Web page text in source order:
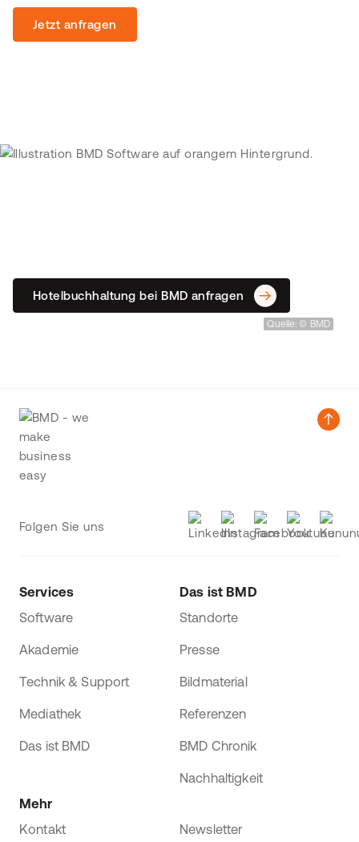
Jetzt anfragen
Quelle: © BMD
Hotelbuchhaltung bei BMD anfragen
Folgen Sie uns
Services
Software
Akademie
Technik & Support
Mediathek
Das ist BMD
Das ist BMD
Standorte
Presse
Bildmaterial
Referenzen
BMD Chronik
Nachhaltigkeit
Mehr
Kontakt
Newsletter